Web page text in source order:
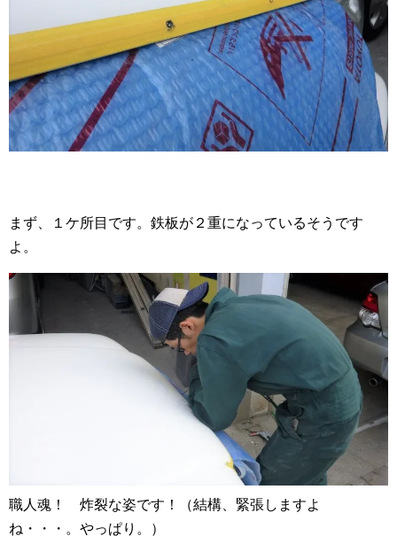
まず、１ケ所目です。鉄板が２重になっているそうです
よ。
職人魂！ 炸裂な姿です！（結構、緊張しますよ
ね・・・。やっぱり。）